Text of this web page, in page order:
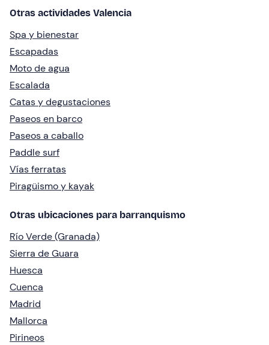
Otras actividades Valencia
Spa y bienestar
Escapadas
Moto de agua
Escalada
Catas y degustaciones
Paseos en barco
Paseos a caballo
Paddle surf
Vías ferratas
Piragüismo y kayak
Otras ubicaciones para barranquismo
Río Verde (Granada)
Sierra de Guara
Huesca
Cuenca
Madrid
Mallorca
Pirineos